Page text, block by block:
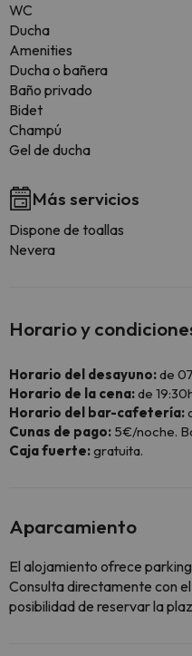
WC
Ducha
Amenities
Ducha o bañera
Baño privado
Bidet
Champú
Gel de ducha
Más servicios
Dispone de toallas
Nevera
Horario y
Horario del desayuno:de
Horario de la cena:de
Horario del bar-cafetería:
Cunas de pago: 5€/noche.
Caja fuerte:gratuita.
Aparcamiento
El alojamiento ofrece
Consulta directamente con
posibilidad de reservar la